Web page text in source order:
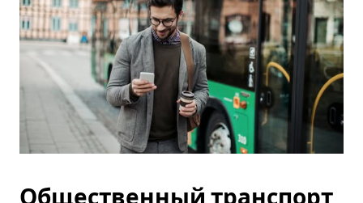
Общественный транспорт